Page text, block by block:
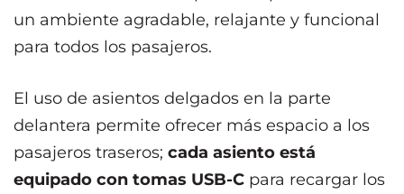
un ambiente agradable, relajante y funcional
para todos los pasajeros.
El uso de asientos delgados en la parte
delantera permite ofrecer más espacio a los
pasajeros traseros; cada asiento está
equipado con tomas USB-C para recargar los